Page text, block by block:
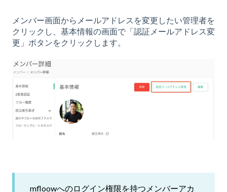
メンバー画面からメールアドレスを変更したい管理者を
クリックし、基本情報の画面で「認証メールアドレス変
更」ボタンをクリックします。
mfloowへのログイン権限を持つメンバーアカ